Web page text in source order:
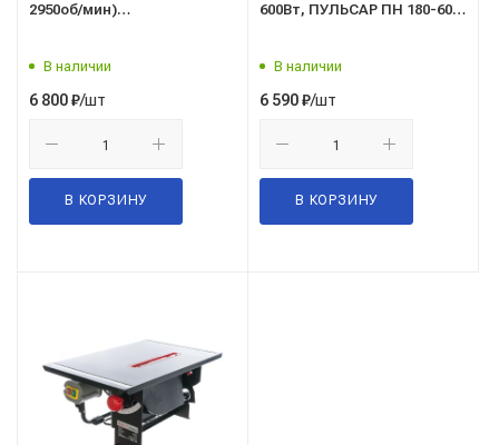
2950об/мин)
В наличии
6 800₽/шт
В КОРЗИНУ
600Вт, ПУЛЬСАР ПН 180-600
В наличии
6 590₽/шт
В КОРЗИНУ